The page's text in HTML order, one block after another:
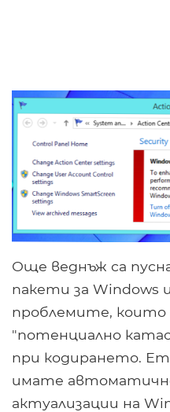
Още веднъж са
пакети за Windows
проблемите,
"потенциално
при кодирането.
имате
актуализации на